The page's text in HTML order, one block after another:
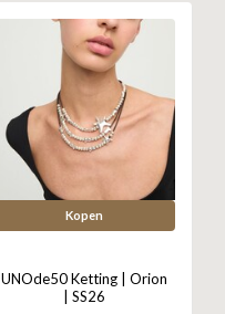
Kopen
UNOde50 Ketting | Orion
| SS26